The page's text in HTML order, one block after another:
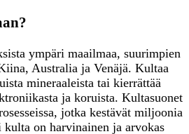
ympäri maailmaa, suurimpien
Australia ja Venäjä. Kultaa
mineraaleista tai kierrättää
ja koruista. Kultasuonet
jotka kestävät miljoonia
on harvinainen ja arvokas